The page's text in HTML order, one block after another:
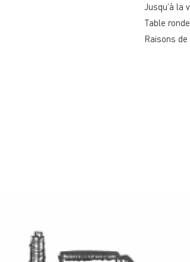
Jusqu’à la
Table ronde
Raisons de